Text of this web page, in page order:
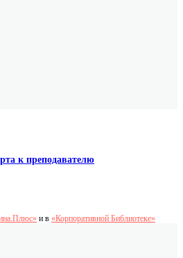
к преподавателю
и в «Корпоративной Библиотеке»